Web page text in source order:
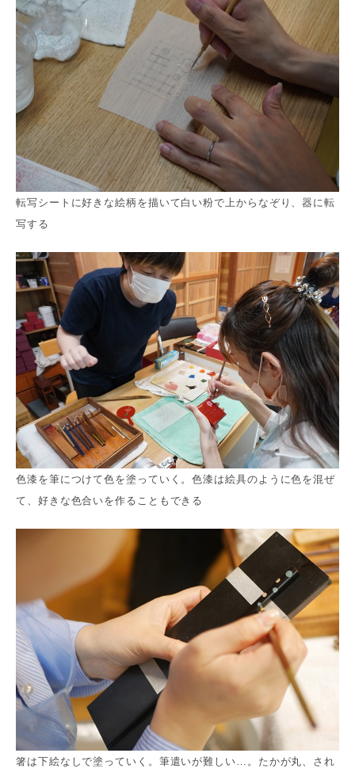
転写シートに好きな絵柄を描いて白い粉で上からなぞり、器に転
写する
色漆を筆につけて色を塗っていく。色漆は絵具のように色を混ぜ
て、好きな色合いを作ることもできる
箸は下絵なしで塗っていく。筆遣いが難しい…。たかが丸、され